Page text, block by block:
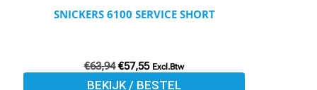
SNICKERS 6100 SERVICE SHORT
€63,94 €57,55 Excl.Btw
BEKIJK / BESTEL
op